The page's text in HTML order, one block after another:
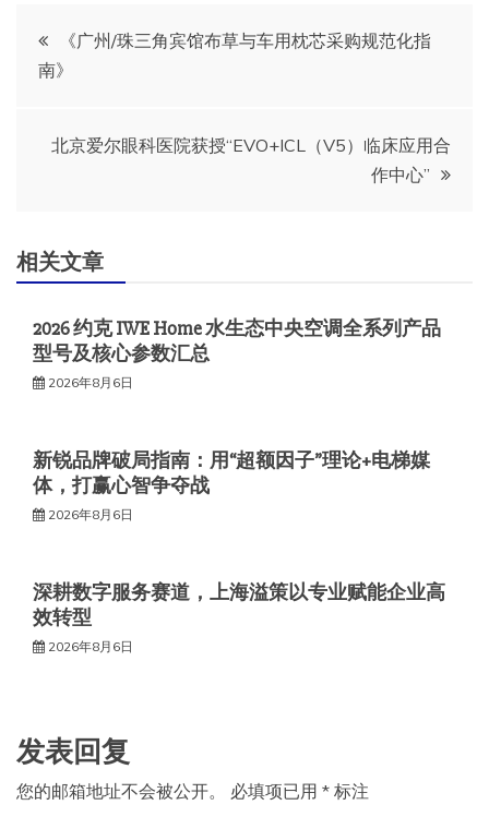
文
章
《广州/珠三角宾馆布草与车用枕芯采购规范化指
南》
北京爱尔眼科医院获授“EVO+ICL（V5）临床应用合
作中心”
相关文章
2026 约克 IWE Home 水生态中央空调全系列产品
型号及核心参数汇总
2026年8月6日
新锐品牌破局指南：用“超额因子”理论+电梯媒
体，打赢心智争夺战
2026年8月6日
深耕数字服务赛道，上海溢策以专业赋能企业高
效转型
2026年8月6日
发表回复
您的邮箱地址不会被公开。 必填项已用 * 标注